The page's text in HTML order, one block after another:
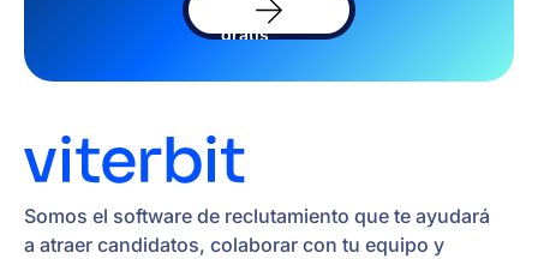
sofware
gratis
Somos el software de reclutamiento que te ayudará
a atraer candidatos, colaborar con tu equipo y